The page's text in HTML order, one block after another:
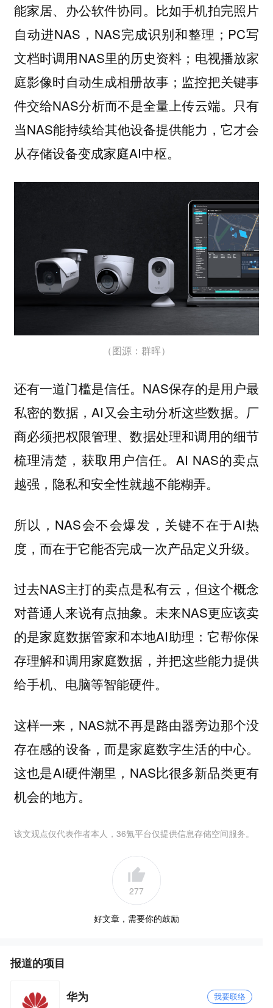
能家居、办公软件协同。比如手机拍完照片
自动进NAS，NAS完成识别和整理；PC写
文档时调用NAS里的历史资料；电视播放家
庭影像时自动生成相册故事；监控把关键事
件交给NAS分析而不是全量上传云端。只有
当NAS能持续给其他设备提供能力，它才会
从存储设备变成家庭AI中枢。
（图源：群晖）
还有一道门槛是信任。 NAS保存的是用户最
私密的数据，AI又会主动分析这些数据。厂
商必须把权限管理、数据处理和调用的细节
梳理清楚，获取用户信任。AI NAS的卖点
越强，隐私和安全性就越不能糊弄。
所以，NAS会不会爆发，关键不在于AI热
度，而在于它能否完成一次产品定义升级。
过去NAS主打的卖点是私有云，但这个概念
对普通人来说有点抽象。未来NAS更应该卖
的是家庭数据管家和本地AI助理：它帮你保
存理解和调用家庭数据，并把这些能力提供
给手机、电脑等智能硬件。
这样一来，NAS就不再是路由器旁边那个没
存在感的设备，而是家庭数字生活的中心。
这也是AI硬件潮里，NAS比很多新品类更有
机会的地方。
该文观点仅代表作者本人，36氪平台仅提供信息存储空间服务。
277
好文章，需要你的鼓励
报道的项目
华为 我要联络